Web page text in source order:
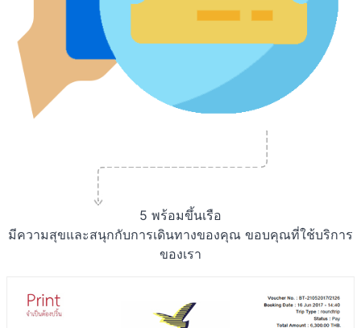
5 พร้อมขึ้นเรือ
มีความสุขและสนุกกับการเดินทางของคุณ ขอบคุณที่ใช้บริการ
ของเรา